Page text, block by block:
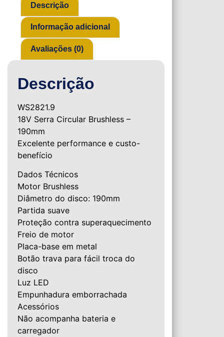
Descrição
Informação adicional
Avaliações (0)
Descrição
WS2821.9
18V Serra Circular Brushless –
190mm
Excelente performance e custo-
benefício
Dados Técnicos
Motor Brushless
Diâmetro do disco: 190mm
Partida suave
Proteção contra superaquecimento
Freio de motor
Placa-base em metal
Botão trava para fácil troca do
disco
Luz LED
Empunhadura emborrachada
Acessórios
Não acompanha bateria e
carregador